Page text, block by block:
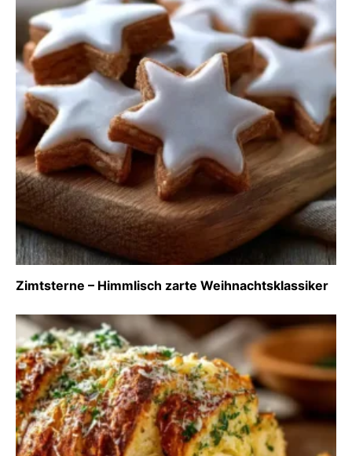
Zimtsterne – Himmlisch zarte Weihnachtsklassiker